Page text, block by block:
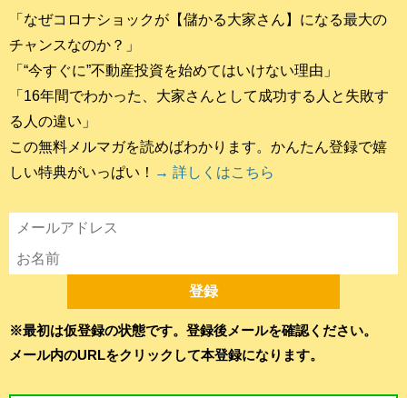
「なぜコロナショックが【儲かる大家さん】になる最大の
チャンスなのか？」
「“今すぐに”不動産投資を始めてはいけない理由」
「16年間でわかった、大家さんとして成功する人と失敗す
る人の違い」
この無料メルマガを読めばわかります。かんたん登録で嬉
しい特典がいっぱい！ → 詳しくはこちら
※最初は仮登録の状態です。登録後メールを確認ください。
メール内のURLをクリックして本登録になります。